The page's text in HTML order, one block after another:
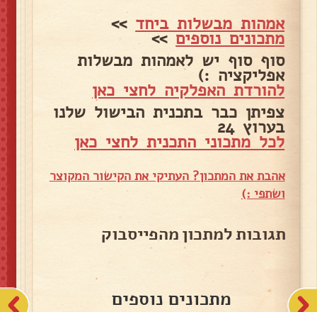
אמהות מבשלות ביחד >>
מתכונים נוספים>>
סוף סוף יש לאמהות מבשלות
אפליקציה :)
להורדת האפלקיה לחצי כאן
צפיתן כבר בתכנית הבישול שלנו
בערוץ 24
לכל מתכוני התכנית לחצי כאן
אהבת את המתכון? העתיקי את הקישור המקוצר
ושתפי :)
תגובות למתכון מהפייסבוק
מתכונים נוספים